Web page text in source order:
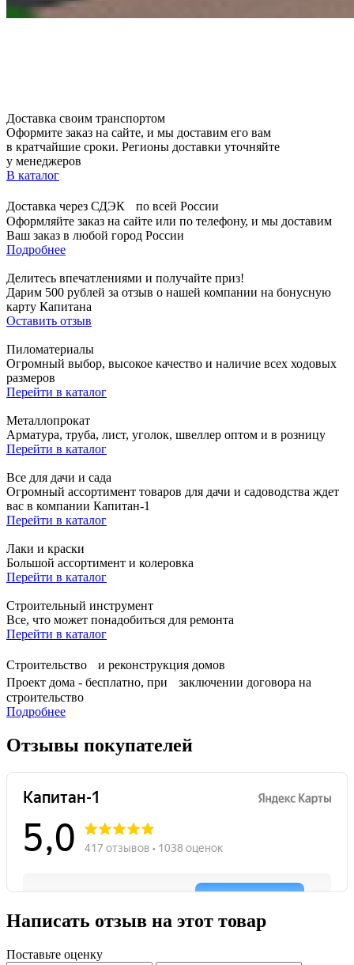
Доставка своим транспортом
Оформите заказ на сайте, и мы доставим его вам
в кратчайшие сроки. Регионы доставки уточняйте
у менеджеров
В каталог
Доставка через СДЭК по всей России
Оформляйте заказ на сайте или по телефону, и мы доставим
Ваш заказ в любой город России
Подробнее
Делитесь впечатлениями и получайте приз!
Дарим 500 рублей за отзыв о нашей компании на бонусную
карту Капитана
Оставить отзыв
Пиломатериалы
Огромный выбор, высокое качество и наличие всех ходовых
размеров
Перейти в каталог
Металлопрокат
Арматура, труба, лист, уголок, швеллер оптом и в розницу
Перейти в каталог
Все для дачи и сада
Огромный ассортимент товаров для дачи и садоводства ждет
вас в компании Капитан-1
Перейти в каталог
Лаки и краски
Большой ассортимент и колеровка
Перейти в каталог
Строительный инструмент
Все, что может понадобиться для ремонта
Перейти в каталог
Строительство и реконструкция домов
Проект дома - бесплатно, при заключении договора на
строительство
Подробнее
Отзывы покупателей
Написать отзыв на этот товар
Поставьте оценку